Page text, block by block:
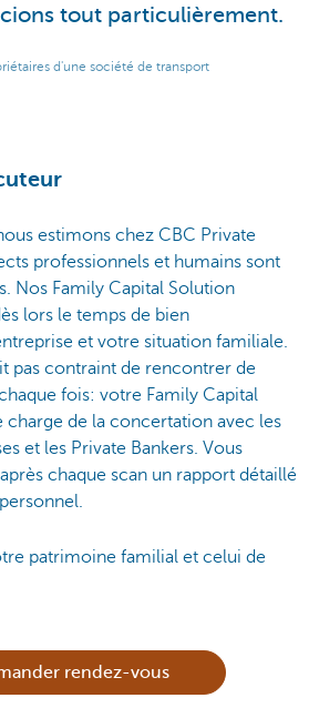
tout particulièrement.
d'une société de transport
estimons chez CBC Private
professionnels et humains sont
Nos Family Capital Solution
lors le temps de bien
et votre situation familiale.
pas contraint de rencontrer de
fois: votre Family Capital
charge de la concertation avec les
et les Private Bankers. Vous
chaque scan un rapport détaillé
patrimoine familial et celui de
rendez-vous